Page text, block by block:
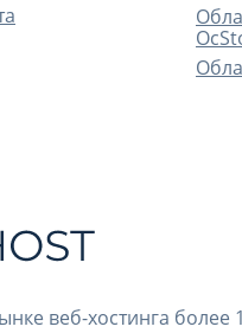
веб-хостинга более